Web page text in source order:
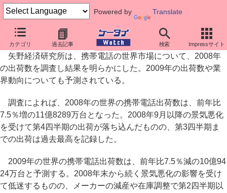
Powered by Translate
カテゴリ 過去記事 検索 Impressサイト
矢野研、2008年携帯電話世界市場の出荷は11億8289万台
矢野経済研究所は、携帯電話の世界市場について、2008年
の出荷数を調査し結果を明らかにした。2009年の出荷数や業
界動向についても予測されている。
調査によれば、2008年の世界の携帯電話出荷数は、前年比
7.5％増の11億8289万台となった。2008年9月以降の景気悪化
を受けて第4四半期の出荷が落ち込んだものの、第3四半期ま
での出荷は過去最高を記録した。
2009年の世界の携帯電話出荷数は、前年比7.5％減の10億94
24万台と予測する。2008年末から続く景気悪化の影響を受け
て低迷するものの、メーカーの減産や在庫調整で第2四半期以